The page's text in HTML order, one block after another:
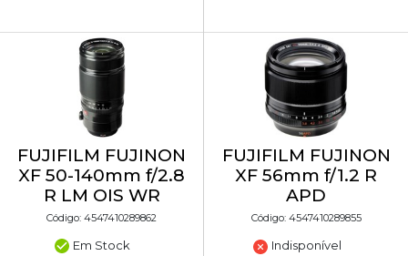
FUJIFILM FUJINON
XF 50-140mm f/2.8
R LM OIS WR
Código: 4547410289862
Em Stock
FUJIFILM FUJINON
XF 56mm f/1.2 R
APD
Código: 4547410289855
Indisponível